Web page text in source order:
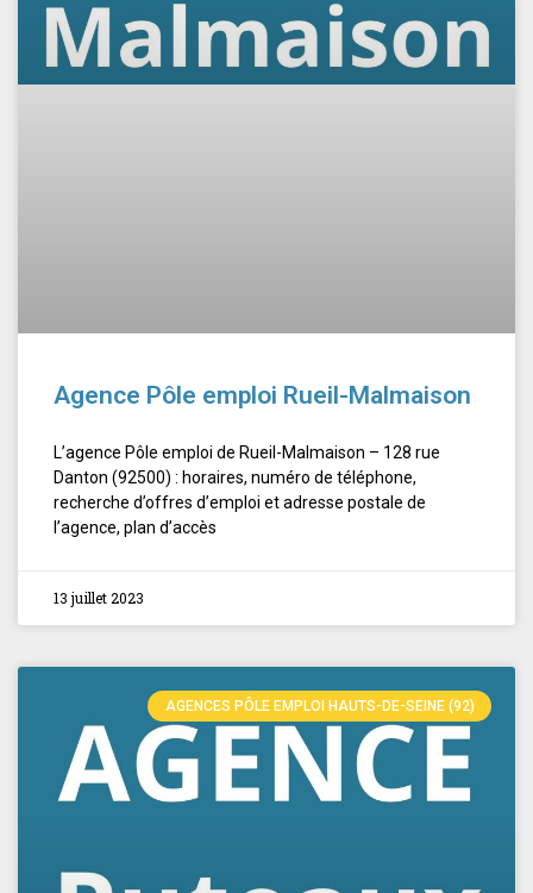
Agence Pôle emploi Rueil-Malmaison
L’agence Pôle emploi de Rueil-Malmaison – 128 rue
Danton (92500) : horaires, numéro de téléphone,
recherche d’offres d’emploi et adresse postale de
l’agence, plan d’accès
13 juillet 2023
AGENCES PÔLE EMPLOI HAUTS-DE-SEINE (92)